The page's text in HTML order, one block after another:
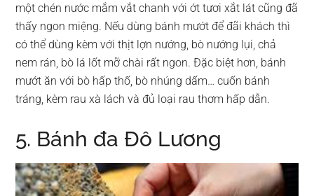
một chén nước mắm vắt chanh với ớt tươi xắt lát cũng đã
thấy ngon miệng. Nếu dùng bánh mướt để đãi khách thì
có thể dùng kèm với thịt lợn nướng, bò nướng lụi, chả
nem rán, bò lá lốt mỡ chài rất ngon. Đặc biệt hơn, bánh
mướt ăn với bò hấp thố, bò nhúng dấm… cuốn bánh
tráng, kèm rau xà lách và đủ loại rau thơm hấp dẫn.
5. Bánh đa Đô Lương